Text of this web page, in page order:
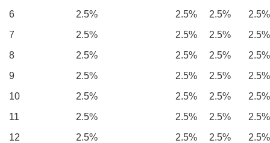
6
2.5% 2.5% 2.5%
2.5%
7
2.5% 2.5% 2.5%
2.5%
8
2.5% 2.5% 2.5%
2.5%
9
2.5% 2.5% 2.5%
2.5%
10
2.5% 2.5% 2.5%
2.5%
11
2.5% 2.5% 2.5%
2.5%
12
2.5% 2.5% 2.5%
2.5%